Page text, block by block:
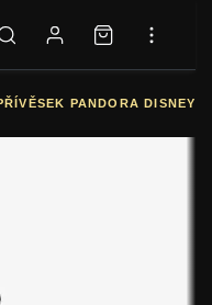
PANDORA DISNEY